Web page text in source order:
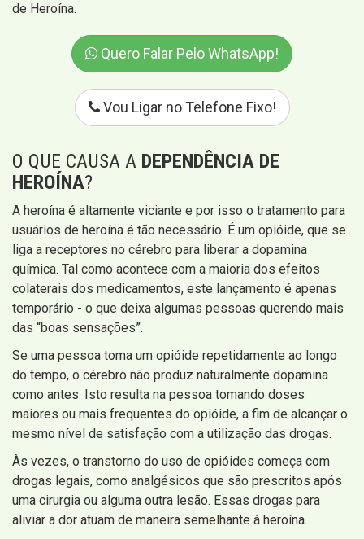
de Heroína.
Quero Falar Pelo WhatsApp!
Vou Ligar no Telefone Fixo!
O QUE CAUSA A DEPENDÊNCIA DE
HEROÍNA?
A heroína é altamente viciante e por isso o tratamento para
usuários de heroína é tão necessário. É um opióide, que se
liga a receptores no cérebro para liberar a dopamina
química. Tal como acontece com a maioria dos efeitos
colaterais dos medicamentos, este lançamento é apenas
temporário - o que deixa algumas pessoas querendo mais
das “boas sensações”.
Se uma pessoa toma um opióide repetidamente ao longo
do tempo, o cérebro não produz naturalmente dopamina
como antes. Isto resulta na pessoa tomando doses
maiores ou mais frequentes do opióide, a fim de alcançar o
mesmo nível de satisfação com a utilização das drogas.
Às vezes, o transtorno do uso de opióides começa com
drogas legais, como analgésicos que são prescritos após
uma cirurgia ou alguma outra lesão. Essas drogas para
aliviar a dor atuam de maneira semelhante à heroína.